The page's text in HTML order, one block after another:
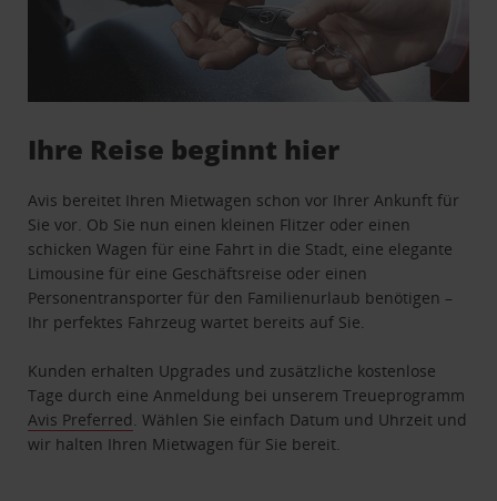
Ihre Reise beginnt hier
Avis bereitet Ihren Mietwagen schon vor Ihrer Ankunft für
Sie vor. Ob Sie nun einen kleinen Flitzer oder einen
schicken Wagen für eine Fahrt in die Stadt, eine elegante
Limousine für eine Geschäftsreise oder einen
Personentransporter für den Familienurlaub benötigen –
Ihr perfektes Fahrzeug wartet bereits auf Sie.
Kunden erhalten Upgrades und zusätzliche kostenlose
Tage durch eine Anmeldung bei unserem Treueprogramm
Avis Preferred . Wählen Sie einfach Datum und Uhrzeit und
wir halten Ihren Mietwagen für Sie bereit.